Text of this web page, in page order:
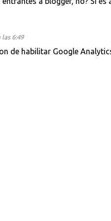
las 6:49
de habilitar Google